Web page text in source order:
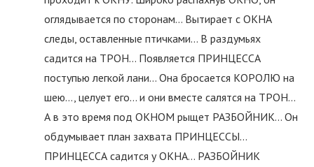
оглядывается по сторонам… Вытирает с ОКНА
следы, оставленные птичками… В раздумьях
садится на ТРОН… Появляется ПРИНЦЕССА
поступью легкой лани… Она бросается КОРОЛЮ на
шею…, целует его… и они вместе салятся на ТРОН…
А в это время под ОКНОМ рыщет РАЗБОЙНИК… Он
обдумывает план захвата ПРИНЦЕССЫ…
ПРИНЦЕССА садится у ОКНА… РАЗБОЙНИК